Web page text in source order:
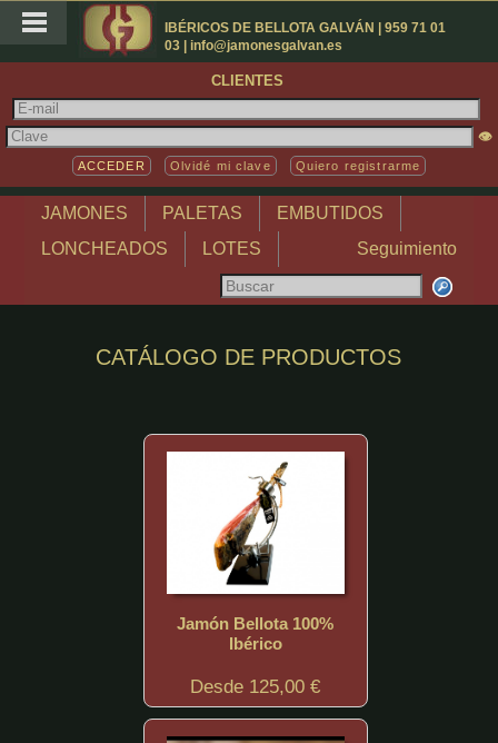
IBÉRICOS DE BELLOTA GALVÁN | 959 71 01
03 | info@jamonesgalvan.es
CLIENTES
👁
Olvidé mi clave Quiero registrarme
JAMONES PALETAS
EMBUTIDOS
LONCHEADOS
LOTES Seguimiento
CATÁLOGO DE PRODUCTOS
Jamón Bellota 100%
Ibérico
Desde 125,00 €